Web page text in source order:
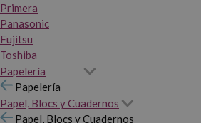
Primera
Panasonic
Fujitsu
Toshiba
Papelería
Papelería
Papel, Blocs y Cuadernos
Papel, Blocs y Cuadernos